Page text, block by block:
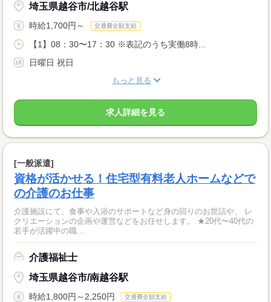
埼玉県越谷市/北越谷駅
時給1,700円～ 交通費全額支給
【1】08：30〜17：30 ※表記のうち実働8時...
日曜日 祝日
もっと見る
求人詳細を見る
[一般派遣]
資格が活かせる！住宅型有料老人ホームなどで
の介護のお仕事
介護施設にて、食事や入浴のサポートなど身の回りのお世話や、 レ
クリエーションの企画や運営などをお任せします。 ★20代〜40代の
若手が活躍中の職...
介護福祉士
埼玉県越谷市/南越谷駅
時給1,800円～2,250円 交通費全額支給